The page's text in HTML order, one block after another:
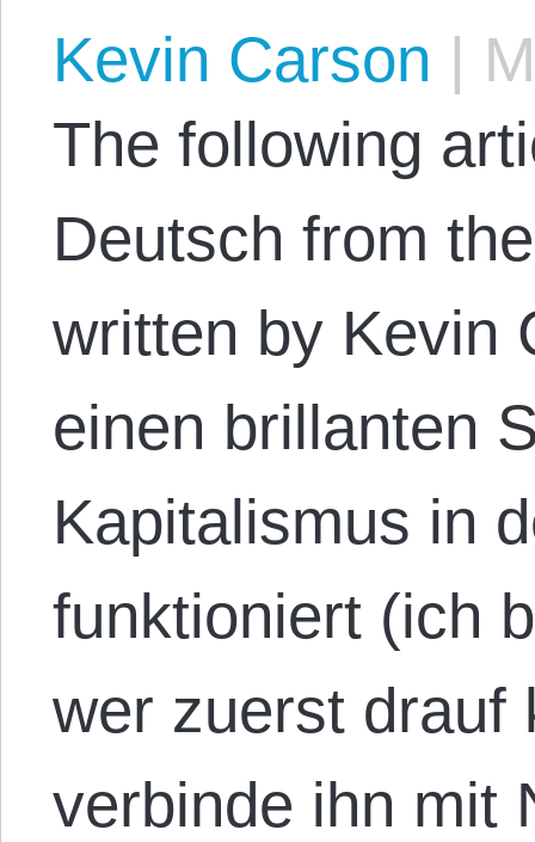
Kevin Carson |
The following
Deutsch from
written by Kevin
einen brillanten
Kapitalismus in
funktioniert (ich
wer zuerst drauf
verbinde ihn mit